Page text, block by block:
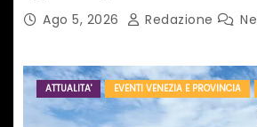
Ago 5, 2026 Redazione
ATTUALITA' EVENTI VENEZIA E PROVINCIA